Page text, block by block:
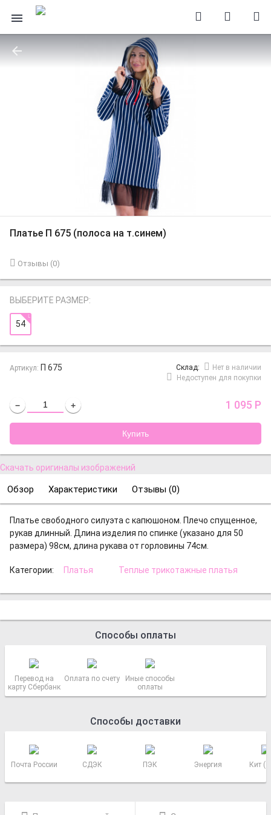
Платье П 675 (полоса на т.синем)
Отзывы (0)
ВЫБЕРИТЕ РАЗМЕР:
54
Артикул: П 675 Cклад:
Нет в наличии
Недоступен для покупки
− + 1 095 Р
Скачать оригиналы изображений
Обзор Характеристики Отзывы (0)
Платье свободного силуэта с капюшоном. Плечо спущенное,
рукав длинный. Длина изделия по спинке (указано для 50
размера) 98см, длина рукава от горловины 74см.
Категории: Платья Теплые трикотажные платья
Способы оплаты
Перевод на
карту Сбербанк
Оплата по счету
Иные способы
оплаты
Способы доставки
Почта России СДЭК ПЭК Энергия Кит